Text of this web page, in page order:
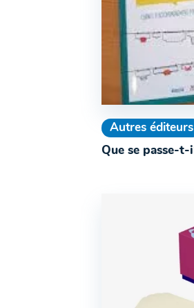
Autres éditeurs
Que se passe-t-